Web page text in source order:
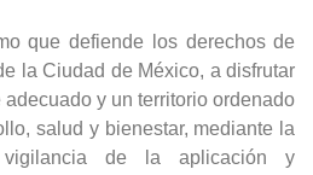
que defiende los derechos de
la Ciudad de México, a disfrutar
y un territorio ordenado
salud y bienestar, mediante la
vigilancia de la aplicación y